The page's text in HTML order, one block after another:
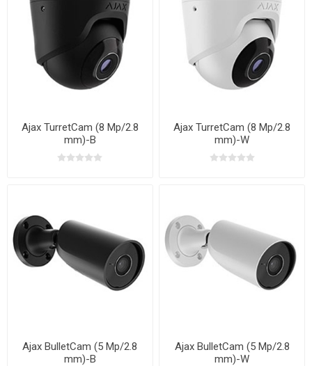
Ajax TurretCam (8 Mp/2.8
mm)-B
Ajax TurretCam (8 Mp/2.8
mm)-W
Ajax BulletCam (5 Mp/2.8
mm)-B
Ajax BulletCam (5 Mp/2.8
mm)-W